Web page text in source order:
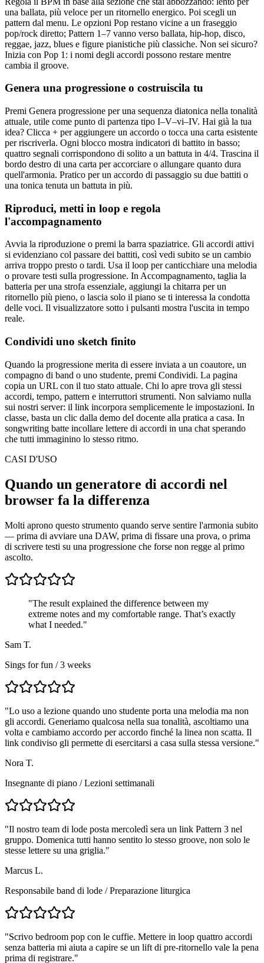
una ballata, più veloce per un ritornello energico. Poi scegli un
pattern dal menu. Le opzioni Pop restano vicine a un fraseggio
pop/rock diretto; Pattern 1–7 vanno verso ballata, hip-hop, disco,
reggae, jazz, blues e figure pianistiche più classiche. Non sei sicuro?
Inizia con Pop 1: i nomi degli accordi possono restare mentre
cambia il groove.
Genera una progressione o costruiscila tu
Premi Genera progressione per una sequenza diatonica nella tonalità
attuale, utile come punto di partenza tipo I–V–vi–IV. Hai già la tua
idea? Clicca + per aggiungere un accordo o tocca una carta esistente
per riscriverla. Ogni blocco mostra indicatori di battito in basso;
quattro segnali corrispondono di solito a un battuta in 4/4. Trascina il
bordo destro di una carta per accorciare o allungare quanto dura
quell'armonia. Pratico per un accordo di passaggio su due battiti o
una tonica tenuta un battuta in più.
Riproduci, metti in loop e regola
l'accompagnamento
Avvia la riproduzione o premi la barra spaziatrice. Gli accordi attivi
si evidenziano col passare dei battiti, così vedi subito se un cambio
arriva troppo presto o tardi. Usa il loop per canticchiare una melodia
o provare testi sulla progressione. In Accompagnamento, taglia la
batteria per una strofa essenziale, aggiungi la chitarra per un
ritornello più pieno, o lascia solo il piano se ti interessa la condotta
delle voci. Il visualizzatore sotto i pulsanti mostra l'uscita in tempo
reale.
Condividi uno sketch finito
Quando la progressione merita di essere inviata a un coautore, un
compagno di band o uno studente, premi Condividi. La pagina
copia un URL con il tuo stato attuale. Chi lo apre trova gli stessi
accordi, tempo, pattern e interruttori strumenti. Non salviamo nulla
sui nostri server: il link incorpora semplicemente le impostazioni. In
classe, basta un clic dalla demo del docente alla pratica a casa. In
songwriting batte incollare lettere di accordi in una chat sperando
che tutti immaginino lo stesso ritmo.
CASI D'USO
Quando un generatore di accordi nel
browser fa la differenza
Molti aprono questo strumento quando serve sentire l'armonia subito
— prima di avviare una DAW, prima di fissare una prova, o prima
di scrivere testi su una progressione che forse non regge al primo
ascolto.
"The result explained the difference between my
extreme notes and my comfortable range. That’s exactly
what I needed."
Sam T.
Sings for fun / 3 weeks
"Lo uso a lezione quando uno studente porta una melodia ma non
gli accordi. Generiamo qualcosa nella sua tonalità, ascoltiamo una
volta e cambiamo accordo per accordo finché la linea non scatta. Il
link condiviso gli permette di esercitarsi a casa sulla stessa versione."
Nora T.
Insegnante di piano /Lezioni settimanali
"Il nostro team di lode posta mercoledì sera un link Pattern 3 nel
gruppo. Domenica tutti hanno sentito lo stesso groove, non solo le
stesse lettere su una griglia."
Marcus L.
Responsabile band di lode /Preparazione liturgica
"Scrivo bedroom pop con le cuffie. Mettere in loop quattro accordi
senza batteria mi aiuta a capire se un lift di pre-ritornello vale la pena
prima di registrare."